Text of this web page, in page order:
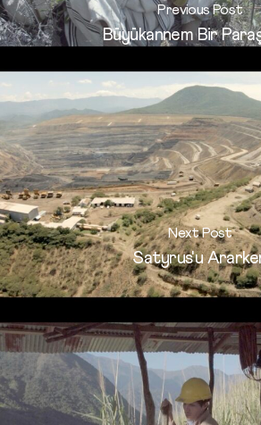
Previous Post
Büyükannem Bir
Next Post
Satyrus'u